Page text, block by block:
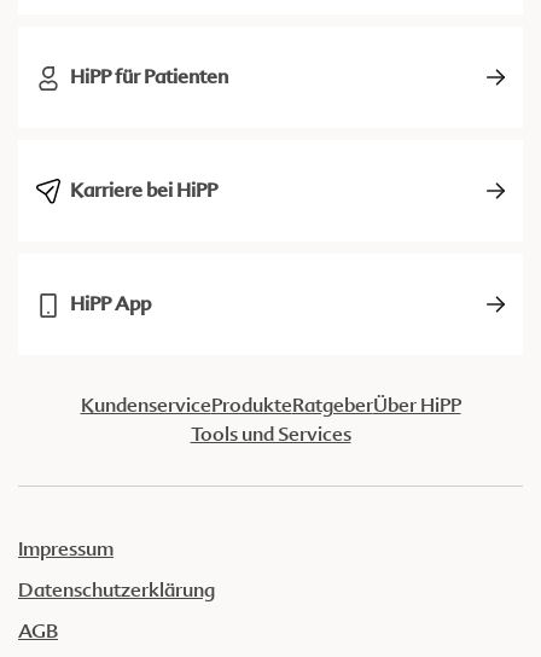
HiPP für Patienten
Karriere bei HiPP
HiPP App
KundenserviceProdukteRatgeberÜber HiPP
Tools und Services
Impressum
Datenschutzerklärung
AGB